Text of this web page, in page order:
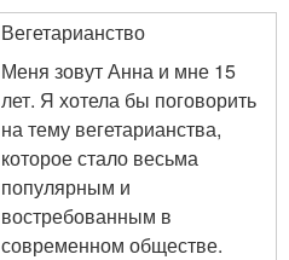
Вегетарианство
Меня зовут Анна и мне 15
лет. Я хотела бы поговорить
на тему вегетарианства,
которое стало весьма
популярным и
востребованным в
современном обществе.